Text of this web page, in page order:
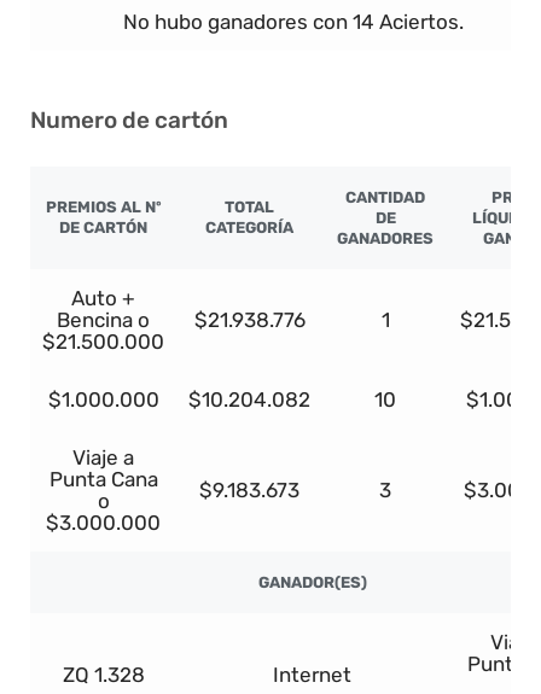
No hubo ganadores con 14 Aciertos.
Numero de cartón
PREMIOS AL Nº
DE CARTÓN
TOTAL
CATEGORÍA
CANTIDAD
DE
GANADORES
LÍQUIDO
Auto +
Bencina o
$21.500.000
$21.938.776 1
$1.000.000 $10.204.082 10
Viaje a
Punta Cana
o
$3.000.000
$9.183.673 3
GANADOR(ES)
ZQ 1.328 Internet
Viaje
Punta